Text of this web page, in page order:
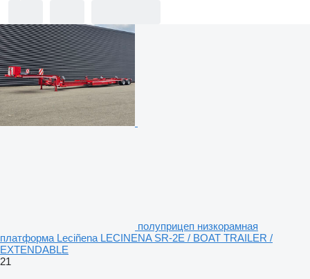
полуприцеп низкорамная
платформа Leciñena LECINENA SR-2E / BOAT TRAILER /
EXTENDABLE
21